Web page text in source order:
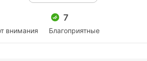
внимания
7
Благоприятные